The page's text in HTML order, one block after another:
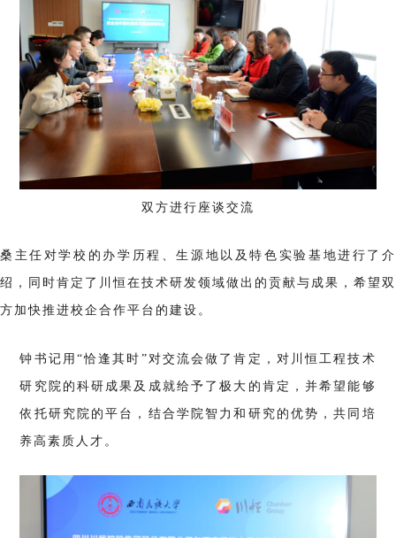
双方进行座谈交流
桑主任对学校的办学历程、生源地以及特色实验基地进行了介
绍，同时肯定了川恒在技术研发领域做出的贡献与成果，希望双
方加快推进校企合作平台的建设。
钟书记用“恰逢其时”对交流会做了肯定，对川恒工程技术
研究院的科研成果及成就给予了极大的肯定，并希望能够
依托研究院的平台，结合学院智力和研究的优势，共同培
养高素质人才。